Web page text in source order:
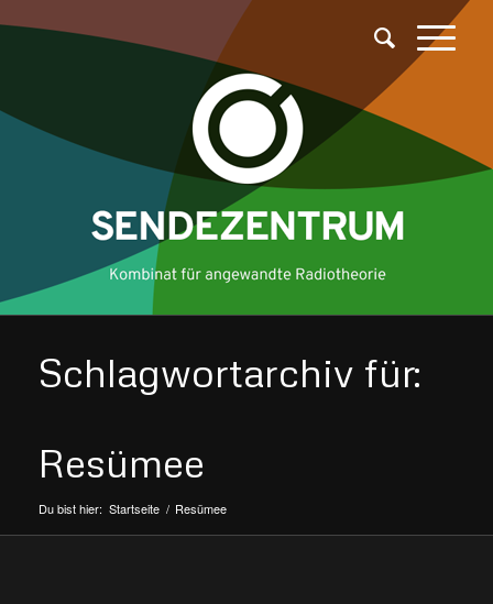
Schlagwortarchiv für:
Resümee
Du bist hier: Startseite / Resümee